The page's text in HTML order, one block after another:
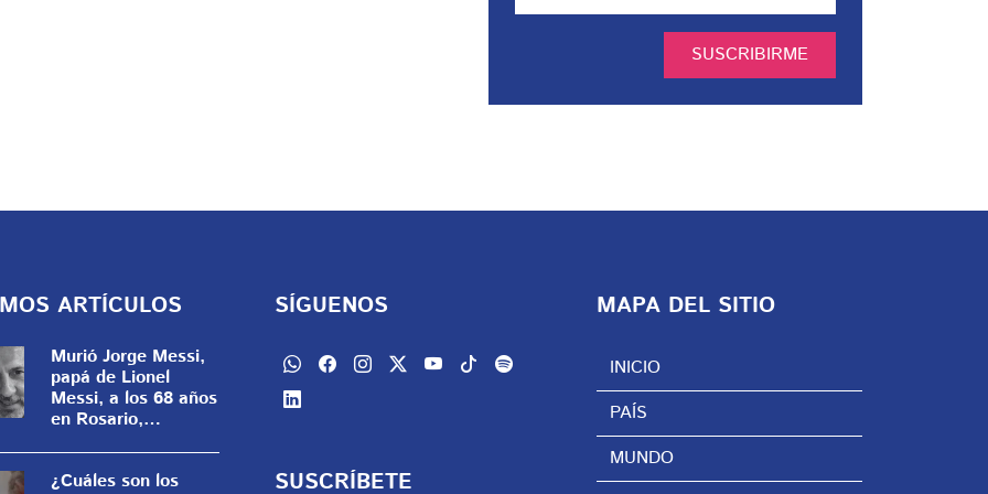
SUSCRIBIRME
ARTÍCULOS
Murió Jorge Messi,
papá de Lionel
Messi, a los 68 años
en Rosario,
¿Cuáles son los
SÍGUENOS
SUSCRÍBETE
MAPA DEL SITIO
INICIO
PAÍS
MUNDO